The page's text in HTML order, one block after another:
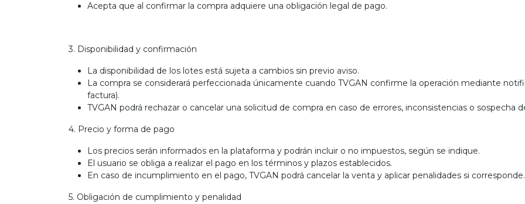
Acepta que al confirmar la compra adquiere una obligación legal de pago.
3. Disponibilidad y confirmación
La disponibilidad de los lotes está sujeta a cambios sin previo aviso.
La compra se considerará perfeccionada únicamente cuando TVGAN confirme la operación mediante
factura).
TVGAN podrá rechazar o cancelar una solicitud de compra en caso de errores, inconsistencias o sospecha
4. Precio y forma de pago
Los precios serán informados en la plataforma y podrán incluir o no impuestos, según se indique.
El usuario se obliga a realizar el pago en los términos y plazos establecidos.
En caso de incumplimiento en el pago, TVGAN podrá cancelar la venta y aplicar penalidades si corresponde.
5. Obligación de cumplimiento y penalidad